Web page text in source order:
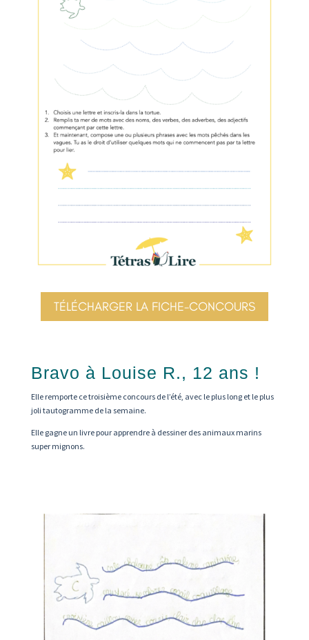
TÉLÉCHARGER LA FICHE-CONCOURS
Bravo à Louise R., 12 ans !
Elle remporte ce troisième concours de l’été, avec le plus long et le plus
joli tautogramme de la semaine.
Elle gagne un livre pour apprendre à dessiner des animaux marins
super mignons.